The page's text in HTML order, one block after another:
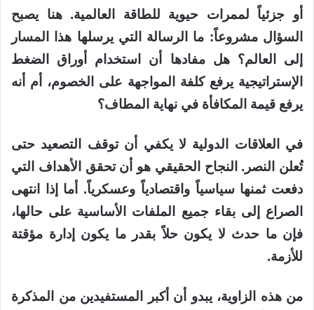
أو جزئياً لممرات حيوية للطاقة العالمية. هنا يصبح
السؤال مشروعاً: ما الرسالة التي يرسلها هذا المسار
إلى العالم؟ هل مفادها أن استخدام أوراق الضغط
الإستراتيجية يرفع كلفة المواجهة على الخصوم، أم أنه
يرفع قيمة المكافأة في نهاية المطاف؟
في العلاقات الدولية لا يكفي أن توقف التصعيد حتى
تُعلن النصر. النجاح الحقيقي هو أن تحقق الأهداف التي
دفعت ثمنها سياسياً واقتصادياً وعسكرياً. أما إذا انتهى
الصراع إلى بقاء جميع الملفات الأساسية على حالها،
فإن ما حدث لا يكون حلاً بقدر ما يكون إدارة مؤقتة
للأزمة.
من هذه الزاوية، يبدو أن أكبر المستفيدين من المذكرة